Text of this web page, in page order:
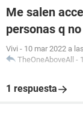
Me salen
personas q
Vivi - 10 mar 2022 a
TheOneAboveAll -
1 respuesta